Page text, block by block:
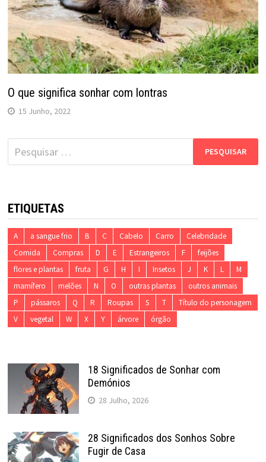
O que significa sonhar com lontras
15 Junho, 2022
Pesquisar
por:
ETIQUETAS
A a sangue frio B C Cabelo Carro
Celebridade
Comida
Compras D E Estrangeiros F
feijões
flores e plantas
fruta G H I Insetos J K L
M
mamífero
melões N O outras plantas
outros animais
P
pássaros Q R Roupas S T
Título do personagem
V
vegetal W X Y árvore órgão
18 Significados de Sonhar com
Demónios
28 Julho, 2026
28 Significados dos Sonhos Sobre
Fugir de Casa